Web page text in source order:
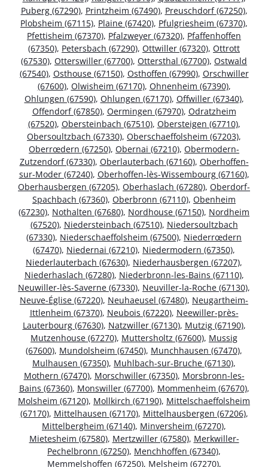
Puberg (67290), Printzheim (67490), Preuschdorf (67250),
Plobsheim (67115), Plaine (67420), Pfulgriesheim (67370),
Pfettisheim (67370), Pfalzweyer (67320), Pfaffenhoffen
(67350), Petersbach (67290), Ottwiller (67320), Ottrott
(67530), Otterswiller (67700), Ottersthal (67700), Ostwald
(67540), Osthouse (67150), Osthoffen (67990), Orschwiller
(67600), Olwisheim (67170), Ohnenheim (67390),
Ohlungen (67590), Ohlungen (67170), Offwiller (67340),
Offendorf (67850), Oermingen (67970), Odratzheim
(67520), Obersteinbach (67510), Obersteigen (67710),
Obersoultzbach (67330), Oberschaeffolsheim (67203),
Oberrœdern (67250), Obernai (67210), Obermodern-
Zutzendorf (67330), Oberlauterbach (67160), Oberhoffen-
sur-Moder (67240), Oberhoffen-lès-Wissembourg (67160),
Oberhausbergen (67205), Oberhaslach (67280), Oberdorf-
Spachbach (67360), Oberbronn (67110), Obenheim
(67230), Nothalten (67680), Nordhouse (67150), Nordheim
(67520), Niedersteinbach (67510), Niedersoultzbach
(67330), Niederschaeffolsheim (67500), Niederrœdern
(67470), Niedernai (67210), Niedermodern (67350),
Niederlauterbach (67630), Niederhausbergen (67207),
Niederhaslach (67280), Niederbronn-les-Bains (67110),
Neuwiller-lès-Saverne (67330), Neuviller-la-Roche (67130),
Neuve-Église (67220), Neuhaeusel (67480), Neugartheim-
Ittlenheim (67370), Neubois (67220), Neewiller-près-
Lauterbourg (67630), Natzwiller (67130), Mutzig (67190),
Mutzenhouse (67270), Muttersholtz (67600), Mussig
(67600), Mundolsheim (67450), Munchhausen (67470),
Mulhausen (67350), Muhlbach-sur-Bruche (67130),
Mothern (67470), Morschwiller (67350), Morsbronn-les-
Bains (67360), Monswiller (67700), Mommenheim (67670),
Molsheim (67120), Mollkirch (67190), Mittelschaeffolsheim
(67170), Mittelhausen (67170), Mittelhausbergen (67206),
Mittelbergheim (67140), Minversheim (67270),
Mietesheim (67580), Mertzwiller (67580), Merkwiller-
Pechelbronn (67250), Menchhoffen (67340),
Memmelshoffen (67250), Melsheim (67270),